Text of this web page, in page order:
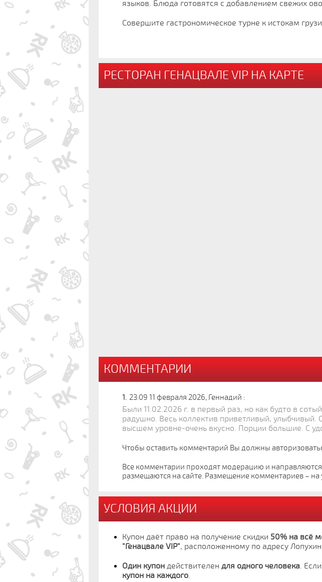
языков. Блюда готовятся с добавлением свежих
Совершите гастрономическое турне к истокам
РЕСТОРАН ГЕНАЦВАЛЕ VIP НА КАРТЕ
КОММЕНТАРИИ
1. 23:09 11 февраля 2026, Геннадий :
Были 11.02.2026 г. в первый раз, но как будто в
радушно. Весь коллектив приветливый,
высшем уровне-очень вкусно. Порции большие. С
Чтобы оставить комментарий Вы должны
Все комментарии проходят модерацию и
размещаются на сайте. Размещение комментариев –
УСЛОВИЯ АКЦИИ
Купон даёт право на получение скидки 50% на всё
"Генацвале VIP", расположенному по адресу
Один купон действителен для одного человека.
купон на каждого.